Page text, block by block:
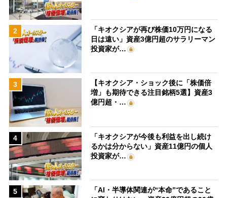
2
「キオクシアが再び株価10万円になる
日は遠い」資産3億円超のサラリーマン
投資家が…
3
【キオクシア・ショック後に「株価倍
増」も期待できる注目銘柄5選】資産3
億円超・…
4
「キオクシアが今後も利益を出し続け
るかは分からない」資産11億円の個人
投資家が…
5
「AI・半導体関連が“本命”であること